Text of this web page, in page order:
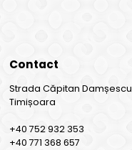
Contact
Strada Căpitan
Timișoara
+40 752 932 353
+40 771 368 657